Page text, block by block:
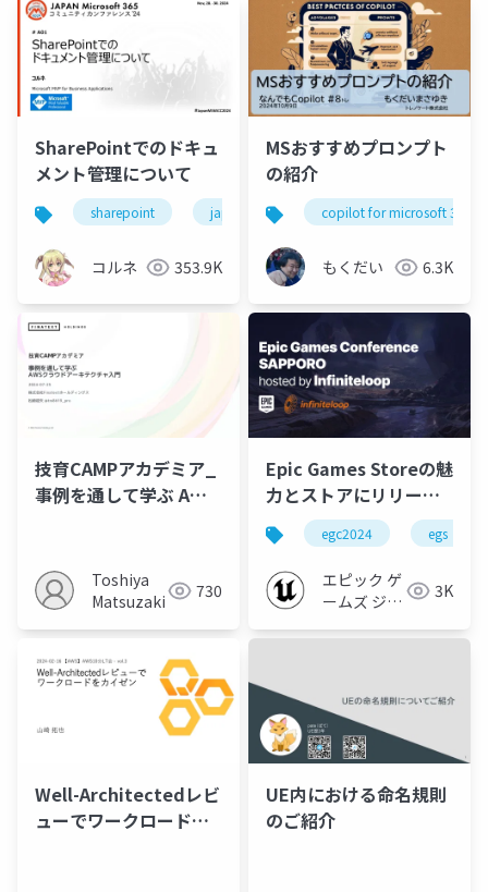
SharePointでのドキュ
メント管理について
sharepoint japanm365cc2024 ドキュメント管理
コルネ 353.9K
MSおすすめプロンプト
の紹介
copilot for microsoft 365
もくだい 6.3K
技育CAMPアカデミア_
事例を通して学ぶ AWS
Toshiya
Matsuzaki
730
Epic Games Storeの魅
力とストアにリリース
に向けてのベストプラ
クティス | EGC2024
(William Bernard)
egc2024 egs
エピック ゲ
ームズ ジャ
3K
Well-Architectedレビ
ューでワークロードを
UE内における命名規則
のご紹介